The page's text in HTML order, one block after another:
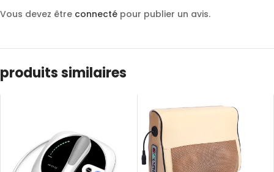
Vous devez être connecté pour publier un avis.
produits similaires